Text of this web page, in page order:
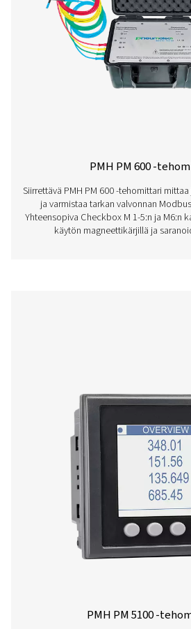
18 anturin tuen ja
tietoja ja yksityiskohtaista